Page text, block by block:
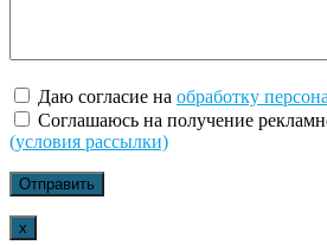
Даю согласие на обработку
Соглашаюсь на получение
(условия рассылки)
x